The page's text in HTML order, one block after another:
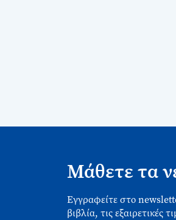
Μάθετε τα
Εγγραφείτε στο
βιβλία, τις εξαιρετικές